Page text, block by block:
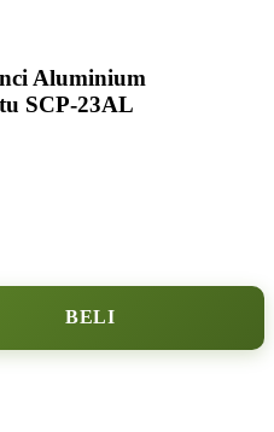
Aluminium
SCP-23AL
BELI